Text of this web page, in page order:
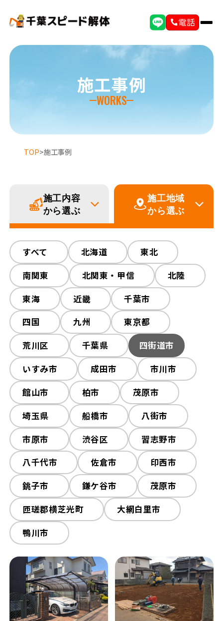
電話
選ばれる理由
解体工事の流れ 解体工事メニュー
会社概要 スタッフ紹介
施工事例 相談会/イベント
現場ブログ お客様の声
補助金情報 空き家対策
来店予約
施工事例
WORKS
TOP>施工事例
施工内容
から選ぶ
施工地域
から選ぶ
すべて 木造解体
鉄骨解体
RC解体
内装解体
プチ解体
その他工事
外構工事
火災現場
すべて 北海道
東北
南関東
北関東・甲信
北陸
東海
近畿
千葉市
四国
九州
東京都
荒川区
千葉県
四街道市
いすみ市
成田市
市川市
館山市
柏市
茂原市
埼玉県
船橋市
八街市
市原市
渋谷区
習志野市
八千代市
佐倉市
印西市
銚子市
鎌ケ谷市
茂原市
匝瑳郡横芝光町
大網白里市
鴨川市